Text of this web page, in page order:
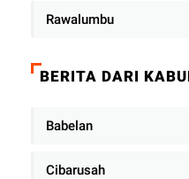
Rawalumbu
BERITA DARI
Babelan
Cibarusah